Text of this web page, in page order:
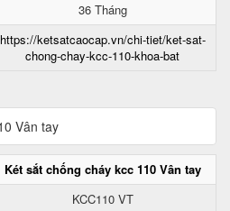
36 Tháng
https://ketsatcaocap.vn/chi-tiet/ket-sat-
chong-chay-kcc-110-khoa-bat
Két sắt chống cháy kcc 110 Vân tay
KCC110 VT